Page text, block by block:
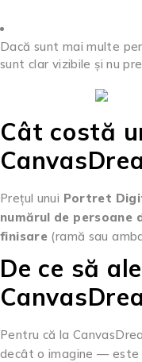
Dacă sunt mai multe
sunt clar vizibile și nu
Cât costă
Prețul unui Portret
numărul de persoane
finisare (ramă sau
De ce să
Pentru că la
decât o imagine — este